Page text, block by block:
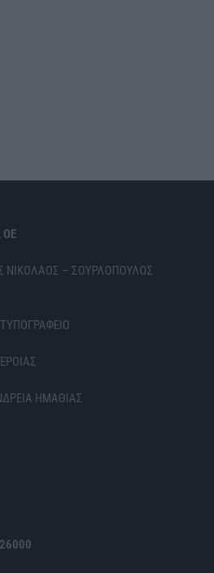
ΟΕ
ΝΙΚΟΛΑΟΣ – ΣΟΥΡΛΟΠΟΥΛΟΣ
ΗΜΑΘΙΑΣ